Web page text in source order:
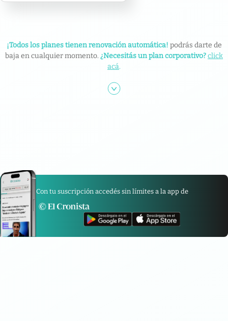
¡Todos los planes tienen renovación automática! podrás darte de
baja en cualquier momento. ¿Necesitás un plan corporativo?click
acá.
Con tu suscripción accedés sin límites a la app de